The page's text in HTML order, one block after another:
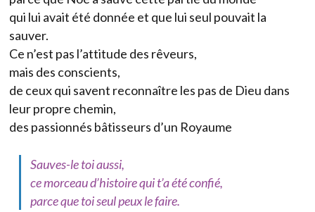
qui lui avait été donnée et que lui seul pouvait la
sauver.
Ce n’est pas l’attitude des rêveurs,
mais des conscients,
de ceux qui savent reconnaître les pas de Dieu dans
leur propre chemin,
des passionnés bâtisseurs d’un Royaume
Sauves-le toi aussi,
ce morceau d’histoire qui t’a été confié,
parce que toi seul peux le faire.